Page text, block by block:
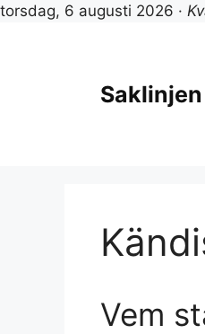
torsdag, 6 augusti 2026 ·
Saklinjen
Vem